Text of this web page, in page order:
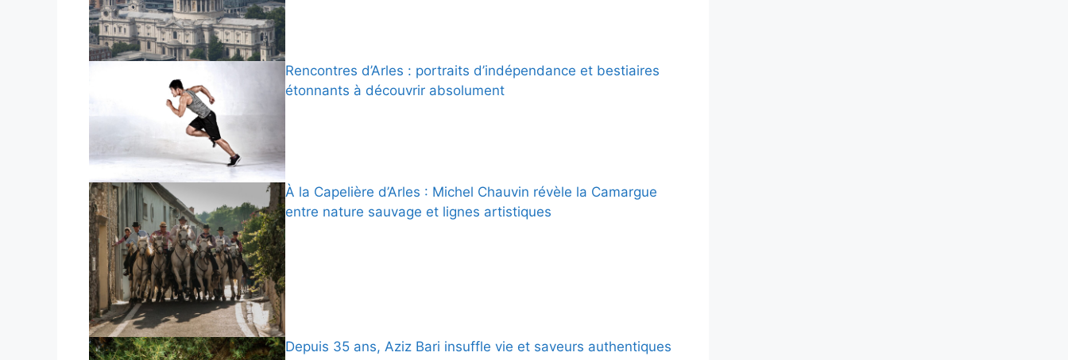
Rencontres d’Arles : portraits d’indépendance et bestiaires
étonnants à découvrir absolument
À la Capelière d’Arles : Michel Chauvin révèle la Camargue
entre nature sauvage et lignes artistiques
Depuis 35 ans, Aziz Bari insuffle vie et saveurs authentiques